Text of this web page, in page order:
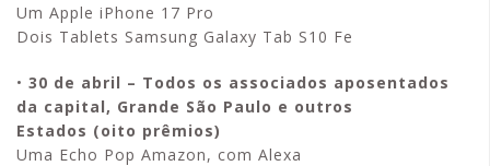
Um Apple iPhone 17 Pro
Dois Tablets Samsung Galaxy Tab S10 Fe
• 30 de abril – Todos os associados aposentados
da capital, Grande São Paulo e outros
Estados (oito prêmios)
Uma Echo Pop Amazon, com Alexa